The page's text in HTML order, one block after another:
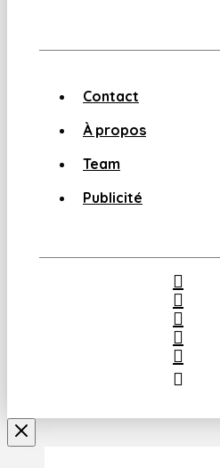
Contact
À propos
Team
Publicité